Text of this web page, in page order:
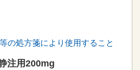
の処方箋により使用すること
注用200mg